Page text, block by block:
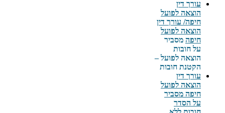
עורך דין
הוצאה לפועל
חיפה/ עורך דין
הוצאה לפועל
חיפה מסביר
על חובות
הוצאה לפועל –
הקטנת חובות
עורך דין
הוצאה לפועל
חיפה מסביר
על הסדר